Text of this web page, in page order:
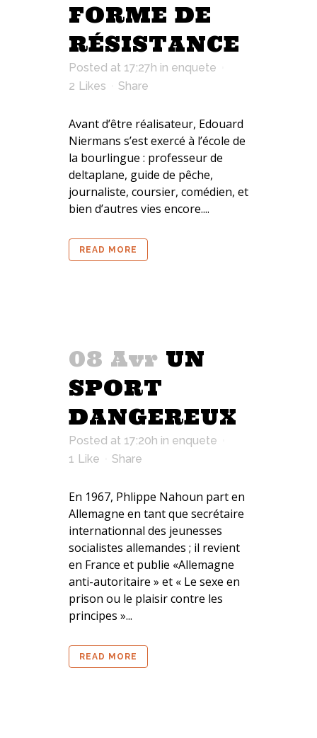
FORME DE
RÉSISTANCE
Posted at 17:27h in enquete
2 Likes Share
Avant d’être réalisateur, Edouard
Niermans s’est exercé à l’école de
la bourlingue : professeur de
deltaplane, guide de pêche,
journaliste, coursier, comédien, et
bien d’autres vies encore....
READ MORE
08 Avr UN
SPORT
DANGEREUX
Posted at 17:20h in enquete
1 Like Share
En 1967, Phlippe Nahoun part en
Allemagne en tant que secrétaire
internationnal des jeunesses
socialistes allemandes ; il revient
en France et publie «Allemagne
anti-autoritaire » et « Le sexe en
prison ou le plaisir contre les
principes »...
READ MORE